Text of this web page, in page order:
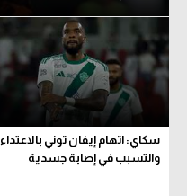
سكاي: اتهام إيفان توني بالاعتداء
والتسبب في إصابة جسدية